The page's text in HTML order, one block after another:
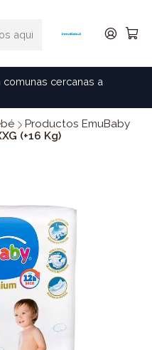
cercanas a
Productos EmuBaby
(+16 Kg)